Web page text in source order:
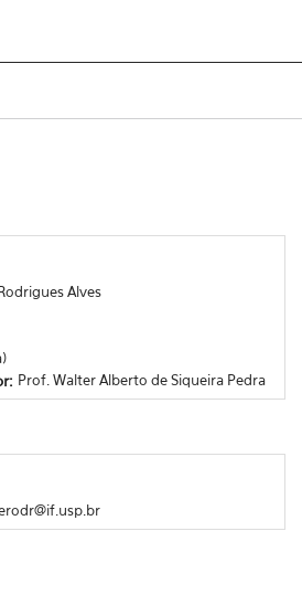
Alves
Prof. Walter Alberto de Siqueira Pedra